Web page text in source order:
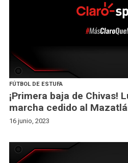
FÚTBOL DE ESTUFA
¡Primera baja de Chivas!
marcha cedido al
16 junio, 2023